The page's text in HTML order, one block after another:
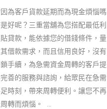
為客戶貨款延期而為現金煩惱嗎
好呢？三重當舖為您搭配最低利
貸款，能依據您的借錢條件，量
借款需求，而且信用良好，沒有
手續，為急需資金周轉的客戶提
善的服務與諮詢，給眾民在急需
時刻，帶來周轉便利。讓您不再
轉而煩惱。 ...